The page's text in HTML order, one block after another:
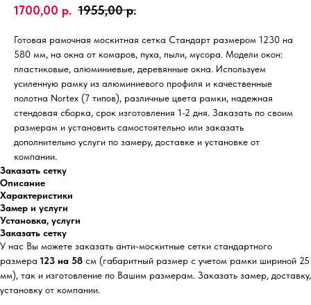
1700,00 р. 1955,00 р.
Готовая рамочная москитная сетка Стандарт размером 1230 на
580 мм, на окна от комаров, пуха, пыли, мусора. Модели окон:
пластиковые, алюминиевые, деревянные окна. Используем
усиленную рамку из алюминиевого профиля и качественные
полотна Nortex (7 типов), различные цвета рамки, надежная
стендовая сборка, срок изготовления 1-2 дня. Заказать по своим
размерам и установить самостоятельно или заказать
дополнительно услуги по замеру, доставке и установке от
компании.
Заказать сетку
Описание
Характеристики
Замер и услуги
Установка, услуги
Заказать сетку
У нас Вы можете заказать анти-москитные сетки стандартного
размера 123 на 58 см (габаритный размер с учетом рамки шириной 25
мм), так и изготовление по Вашим размерам. Заказать замер, доставку,
установку от компании.